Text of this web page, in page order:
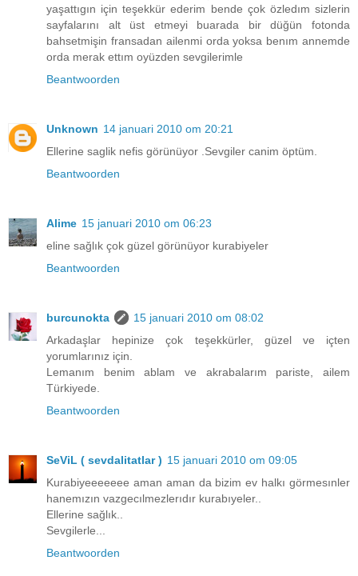
yaşattıgın için teşekkür ederim bende çok özledım sizlerin
sayfalarını alt üst etmeyi buarada bir düğün fotonda
bahsetmişin fransadan ailenmi orda yoksa benım annemde
orda merak ettım oyüzden sevgilerimle
Beantwoorden
Unknown 14 januari 2010 om 20:21
Ellerine saglik nefis görünüyor .Sevgiler canim öptüm.
Beantwoorden
Alime 15 januari 2010 om 06:23
eline sağlık çok güzel görünüyor kurabiyeler
Beantwoorden
burcunokta
15 januari 2010 om 08:02
Arkadaşlar hepinize çok teşekkürler, güzel ve içten
yorumlarınız için.
Lemanım benim ablam ve akrabalarım pariste, ailem
Türkiyede.
Beantwoorden
SeViL ( sevdalitatlar ) 15 januari 2010 om 09:05
Kurabiyeeeeeee aman aman da bizim ev halkı görmesınler
hanemızın vazgecılmezlerıdır kurabıyeler..
Ellerine sağlık..
Sevgilerle...
Beantwoorden